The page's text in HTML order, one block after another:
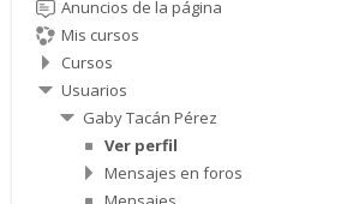
Anuncios de la página
Mis cursos
Cursos
Usuarios
Gaby Tacán Pérez
Ver perfil
Mensajes en foros